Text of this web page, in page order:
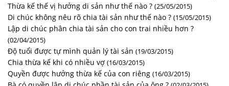
Thừa kế thế vị hưởng di sản như thế nào ? (25/05/2015)
Di chúc không nêu rõ chia tài sản như thế nào ? (15/05/2015)
Lập di chúc phân chia tài sản cho con trai nhiều hơn ?
(02/04/2015)
Độ tuổi được tự mình quản lý tài sản (19/03/2015)
Chia thừa kế khi có nhiều vợ (16/03/2015)
Quyền được hưởng thừa kế của con riêng (16/03/2015)